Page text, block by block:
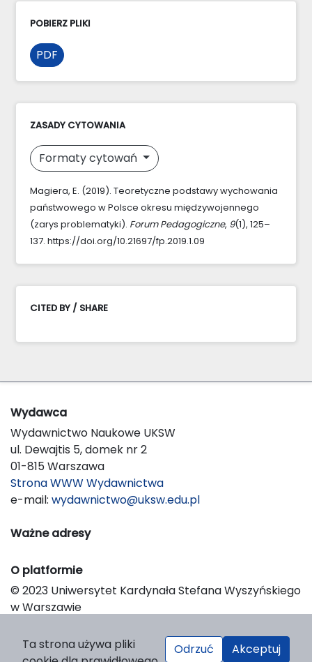
POBIERZ PLIKI
PDF
ZASADY CYTOWANIA
Formaty cytowań
Magiera, E. (2019). Teoretyczne podstawy wychowania
państwowego w Polsce okresu międzywojennego
(zarys problematyki). Forum Pedagogiczne, 9(1), 125–
137. https://doi.org/10.21697/fp.2019.1.09
CITED BY / SHARE
Wydawca
Wydawnictwo Naukowe UKSW
ul. Dewajtis 5, domek nr 2
01-815 Warszawa
Strona WWW Wydawnictwa
e-mail: wydawnictwo@uksw.edu.pl
Ważne adresy
O platformie
© 2023 Uniwersytet Kardynała Stefana Wyszyńskiego
w Warszawie
Platform & Workflow by OJS/PKP
Ta strona używa pliki
Odrzuć Akceptuj